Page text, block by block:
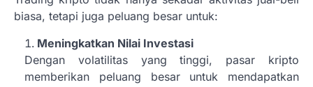
biasa, tetapi juga peluang besar untuk:
Meningkatkan Nilai Investasi
Dengan volatilitas yang tinggi, pasar kripto
memberikan peluang besar untuk mendapatkan